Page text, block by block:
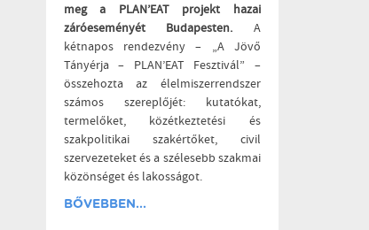
meg a PLAN’EAT projekt hazai
záróeseményét Budapesten. A
kétnapos rendezvény – „A Jövő
Tányérja – PLAN’EAT Fesztivál” –
összehozta az élelmiszerrendszer
számos szereplőjét: kutatókat,
termelőket, közétkeztetési és
szakpolitikai szakértőket, civil
szervezeteket és a szélesebb szakmai
közönséget és lakosságot.
BŐVEBBEN...